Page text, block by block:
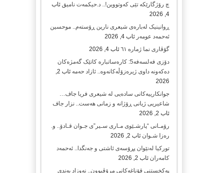
چ رۆژگارێکە تێی کەوتووین!.. د.حیکمەت نامیق ئاب
4, 2026
ڕوانینیک لەبارەى شیعرى نارین ڕۆستەم.. موحسین
ئەحمەد عومەر ئاب 4, 2026
گۆڤاری نما ژمارە ٦١
ئاب 4, 2026
دۆزی فەلسەفە5: کارەساتبارە کاتێک گەمژەکان
دەکەونە داوی ژیرەزۆڵەکانەوە.. ئازاد حەمە
ئاب 2,
2026
جوانکارییەکانی سادەیی لە شیعری فریا جاف…
شاعیریی ژیانی ڕۆژانە و زمانی هەست.. نزار جاف
ئاب 2, 2026
رۆمـانی “پارشـێوی مـاری سـیر”ی جـوان قـادۆ.. و.
رەزا شـوان ئاب 2, 2026
تورکیا لەنێوان پڕۆسەی ئاشتی و جەنگدا.. ئەحمەد
کامەران ئاب 2, 2026
پەکخستنی قۆناغەکانی مرۆڤبوون.. نەوزاد بەندی